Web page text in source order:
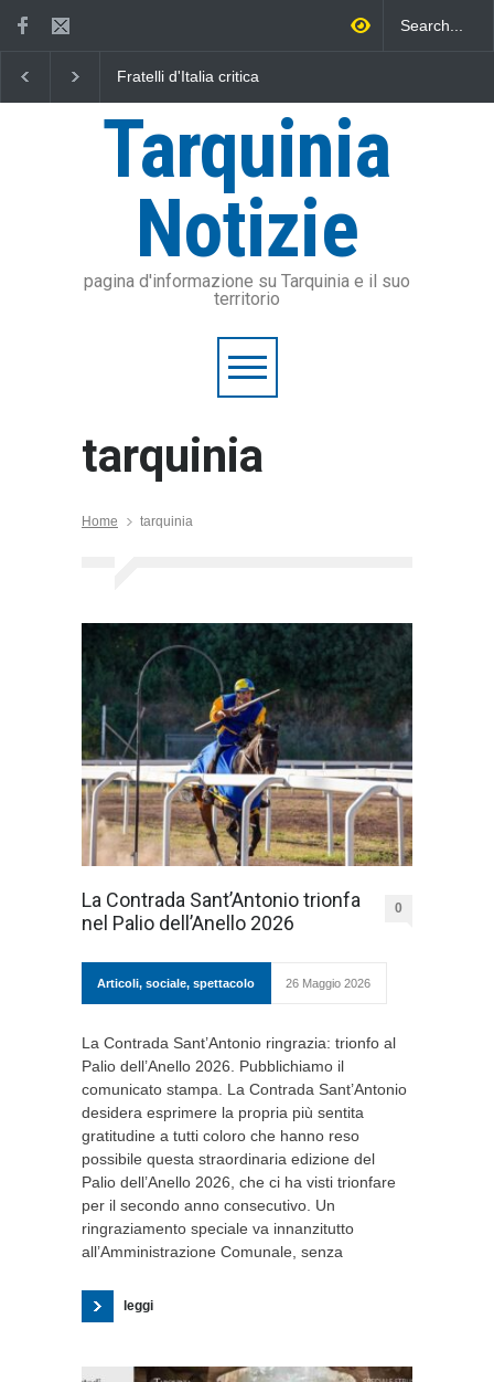
Fratelli d'Italia critica
dell'addizionale IRPEF: "una
stangata per i cittadini"
L'Università della Tuscia e
Viterbo uniti nella difesa del
Tarquinia
Notizie
pagina d'informazione su Tarquinia e il suo
territorio
tarquinia
Home tarquinia
La Contrada Sant’Antonio trionfa
nel Palio dell’Anello 2026
0
Articoli, sociale, spettacolo 26 Maggio 2026
La Contrada Sant’Antonio ringrazia: trionfo al
Palio dell’Anello 2026. Pubblichiamo il
comunicato stampa. La Contrada Sant’Antonio
desidera esprimere la propria più sentita
gratitudine a tutti coloro che hanno reso
possibile questa straordinaria edizione del
Palio dell’Anello 2026, che ci ha visti trionfare
per il secondo anno consecutivo. Un
ringraziamento speciale va innanzitutto
all’Amministrazione Comunale, senza
leggi